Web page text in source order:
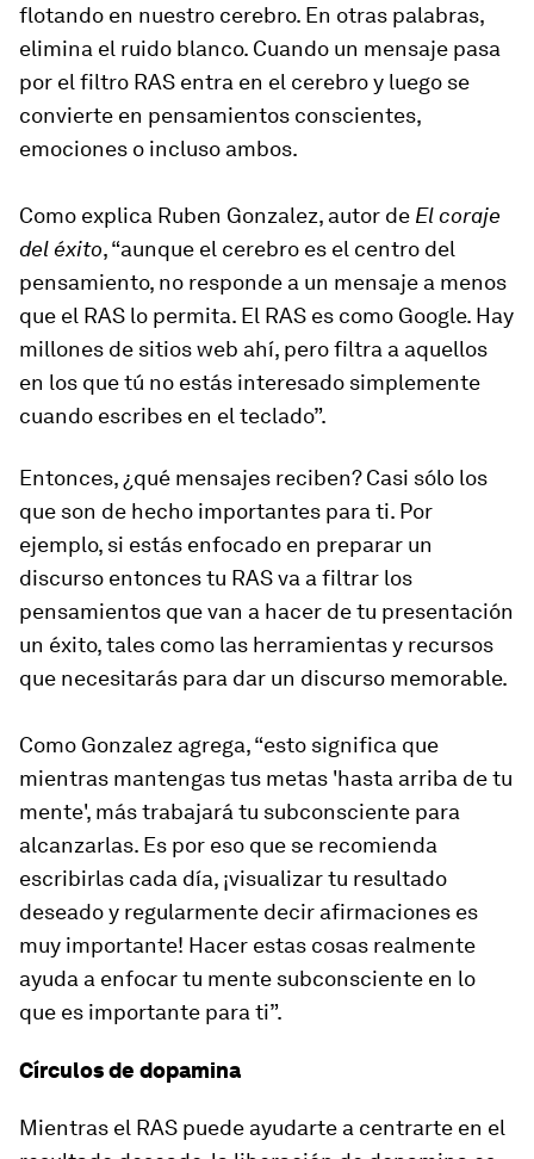
flotando en nuestro cerebro. En otras palabras,
elimina el ruido blanco. Cuando un mensaje pasa
por el filtro RAS entra en el cerebro y luego se
convierte en pensamientos conscientes,
emociones o incluso ambos.
Como explica Ruben Gonzalez, autor de El coraje
del éxito, “aunque el cerebro es el centro del
pensamiento, no responde a un mensaje a menos
que el RAS lo permita. El RAS es como Google. Hay
millones de sitios web ahí, pero filtra a aquellos
en los que tú no estás interesado simplemente
cuando escribes en el teclado”.
Entonces, ¿qué mensajes reciben? Casi sólo los
que son de hecho importantes para ti. Por
ejemplo, si estás enfocado en preparar un
discurso entonces tu RAS va a filtrar los
pensamientos que van a hacer de tu presentación
un éxito, tales como las herramientas y recursos
que necesitarás para dar un discurso memorable.
Como Gonzalez agrega, “esto significa que
mientras mantengas tus metas 'hasta arriba de tu
mente', más trabajará tu subconsciente para
alcanzarlas. Es por eso que se recomienda
escribirlas cada día, ¡visualizar tu resultado
deseado y regularmente decir afirmaciones es
muy importante! Hacer estas cosas realmente
ayuda a enfocar tu mente subconsciente en lo
que es importante para ti”.
Círculos de dopamina
Mientras el RAS puede ayudarte a centrarte en el